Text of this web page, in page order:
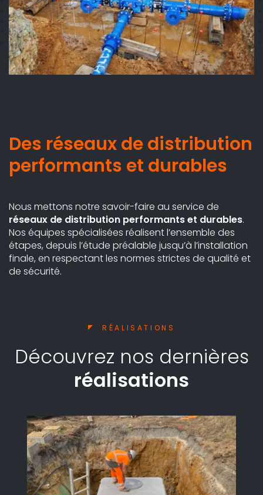
Des réseaux de distribution
performants et durables
Nous mettons notre savoir-faire au service de
réseaux de distribution performants et durables.
Nos équipes spécialisées réalisent l’ensemble des
étapes, depuis l’étude préalable jusqu’à l’installation
finale, en respectant les normes strictes de qualité et
de sécurité.
RÉALISATIONS
Découvrez nos dernières
réalisations